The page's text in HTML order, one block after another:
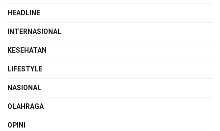
HEADLINE
INTERNASIONAL
KESEHATAN
LIFESTYLE
NASIONAL
OLAHRAGA
OPINI